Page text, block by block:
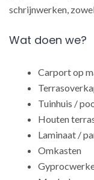
schrijnwerken,
Wat doen we?
Carport op
Tuinhuis /
Houten
Laminaat /
Omkasten